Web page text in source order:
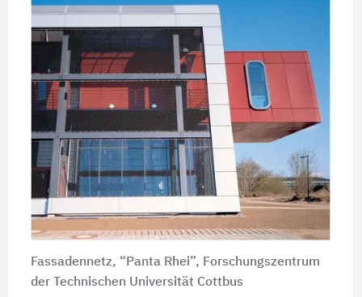
Fassadennetz, “Panta Rhei”, Forschungszentrum
der Technischen Universität Cottbus